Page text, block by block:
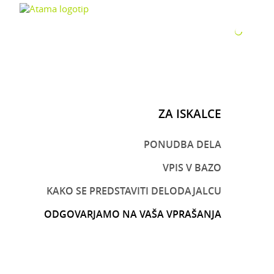
ZA ISKALCE
PONUDBA DELA
VPIS V BAZO
KAKO SE PREDSTAVITI DELODAJALCU
ODGOVARJAMO NA VAŠA VPRAŠANJA